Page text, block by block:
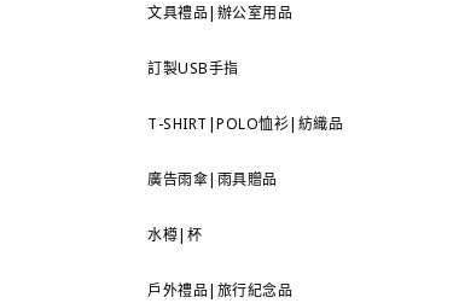
文具禮品|辦公室用品
訂製USB手指
T-SHIRT|POLO恤衫|紡織品
廣告雨傘|雨具贈品
水樽|杯
戶外禮品|旅行紀念品